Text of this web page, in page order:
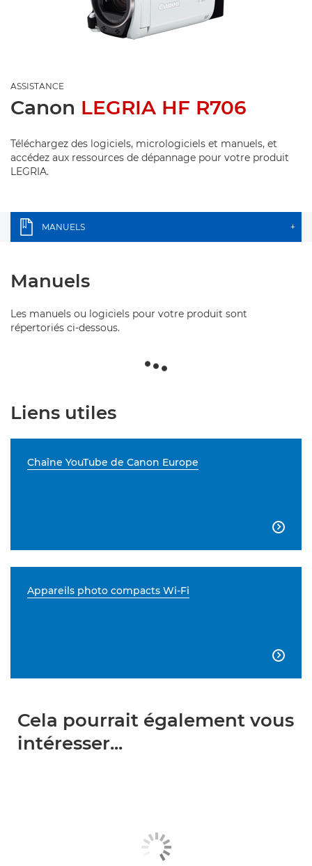
ASSISTANCE
Canon LEGRIA HF R706
Téléchargez des logiciels, micrologiciels et manuels, et
accédez aux ressources de dépannage pour votre produit
LEGRIA.
MANUELS +
Manuels
Les manuels ou logiciels pour votre produit sont
répertoriés ci-dessous.
Liens utiles
Chaîne YouTube de Canon Europe

Appareils photo compacts Wi-Fi

Cela pourrait également vous
intéresser...